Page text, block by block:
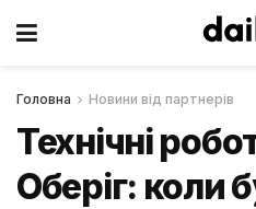
Головна Новини від партнерів
Технічні
Оберіг: коли